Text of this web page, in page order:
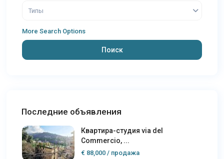
Типы
More Search Options
Поиск
Последние объявления
Квартира-студия via del
Commercio, ...
€ 88,000/ продажа